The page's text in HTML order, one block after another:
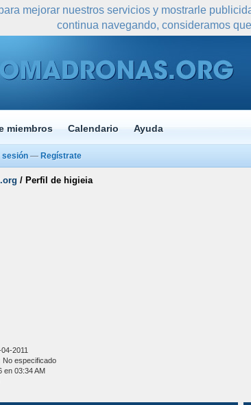
miembros Calendario Ayuda
sesión — Regístrate
/ Perfil de higieia
2011
No especificado
en 03:34 AM
mejorar nuestros servicios y mostrarle
continua navegando, consideramos